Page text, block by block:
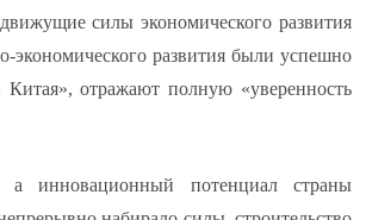
силы экономического развития
экономического развития были успешно
отражают полную «уверенность
а инновационный потенциал страны